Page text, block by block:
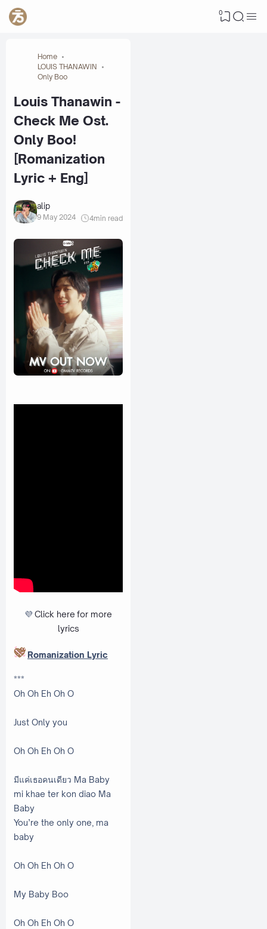
0
Home
LOUIS THANAWIN
Only Boo
Louis Thanawin -
Check Me Ost.
Only Boo!
[Romanization
Lyric + Eng]
alip
9 May 2024 4min read
💜 Click here for more
lyrics
Romanization Lyric
***
Oh Oh Eh Oh O
Just Only you
Oh Oh Eh Oh O
มีแค่เธอคนเดียว Ma Baby
mi khae ter kon diao Ma
Baby
You’re the only one, ma
baby
Oh Oh Eh Oh O
My Baby Boo
Oh Oh Eh Oh O